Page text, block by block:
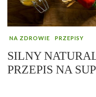
NA ZDROWIE PRZEPISY
SILNY
PRZEPIS NA